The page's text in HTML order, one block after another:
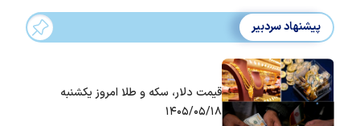
پیشنهاد سردبیر
قیمت دلار، سکه و طلا امروز یکشنبه
۱۴۰۵/۰۵/۱۸